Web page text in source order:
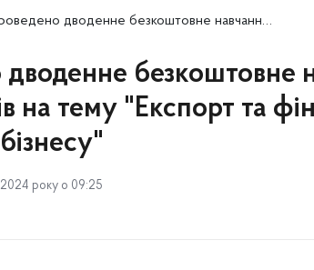
дводенне безкоштовне навчання для підприємців на тему "Експорт та фінансові інструменти підтримки бізнесу"
безкоштовне
на тему "Експорт та
2024 року о 09:25